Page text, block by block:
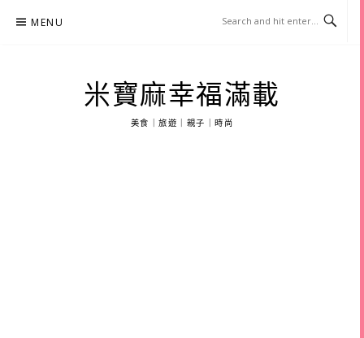
MENU
米寶麻幸福滿載
美食｜旅遊｜親子｜時尚